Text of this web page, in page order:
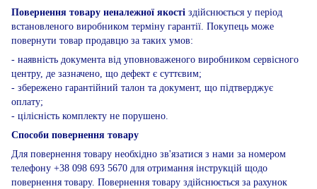
Повернення товару неналежної якості здійснюється у період
встановленого виробником терміну гарантії. Покупець може
повернути товар продавцю за таких умов:
- наявність документа від уповноваженого виробником сервісного
центру, де зазначено, що дефект є суттєвим;
- збережено гарантійний талон та документ, що підтверджує
оплату;
- цілісність комплекту не порушено.
Способи повернення товару
Для повернення товару необхідно зв'язатися з нами за номером
телефону +38 098 693 5670 для отримання інструкцій щодо
повернення товару. Повернення товару здійснюється за рахунок